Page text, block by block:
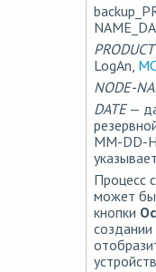
PRODUCT
LogAn,
NODE-
DATE—
MM-DD-
Процесс
может
кнопки
создании